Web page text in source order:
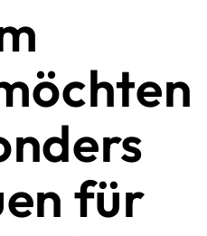
für